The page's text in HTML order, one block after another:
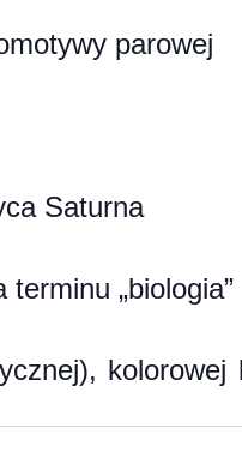
parowej
Saturna
„biologia”